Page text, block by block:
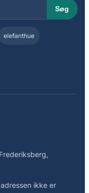
Søg
elefanthue
ikke er